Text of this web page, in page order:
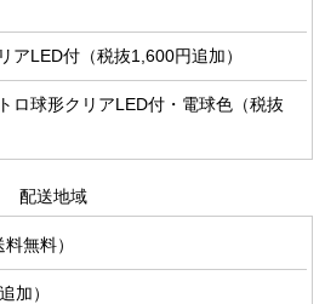
アLED付（税抜1,600円追加）
ロ球形クリアLED付・電球色（税抜
配送地域
無料）
加）